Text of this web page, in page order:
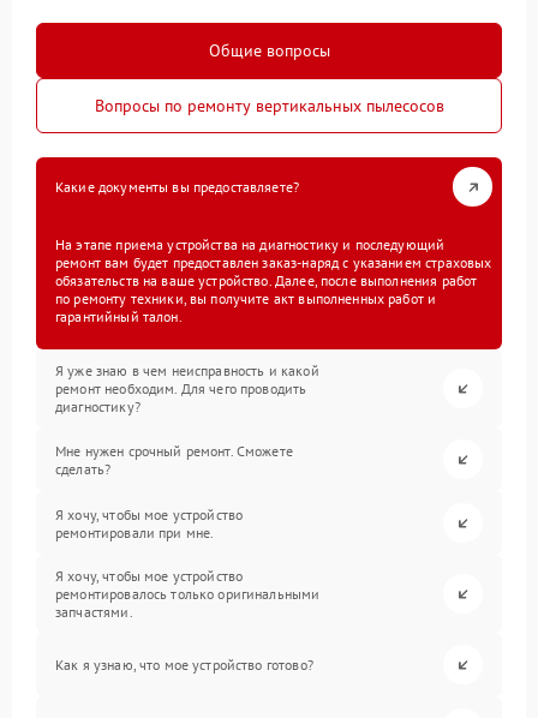
Общие вопросы
Вопросы по ремонту вертикальных пылесосов
Какие документы вы предоставляете?
На этапе приема устройства на диагностику и последующий
ремонт вам будет предоставлен заказ-наряд с указанием страховых
обязательств на ваше устройство. Далее, после выполнения работ
по ремонту техники, вы получите акт выполненных работ и
гарантийный талон.
Я уже знаю в чем неисправность и какой
ремонт необходим. Для чего проводить
диагностику?
Мне нужен срочный ремонт. Сможете
сделать?
Я хочу, чтобы мое устройство
ремонтировали при мне.
Я хочу, чтобы мое устройство
ремонтировалось только оригинальными
запчастями.
Как я узнаю, что мое устройство готово?